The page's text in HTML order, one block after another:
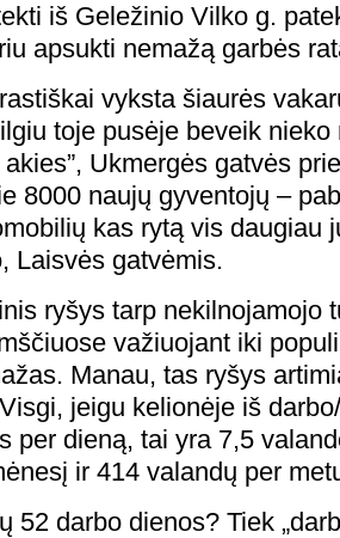
iš Geležinio Vilko g.
apsukti nemažą garbės
vyksta šiaurės
toje pusėje beveik nieko
Ukmergės gatvės
8000 naujų gyventojų –
kas rytą vis daugiau
Laisvės gatvėmis.
ryšys tarp nekilnojamojo
važiuojant iki
Manau, tas ryšys
jeigu kelionėje iš
per dieną, tai yra 7,5
ir 414 valandų per
52 darbo dienos? Tiek